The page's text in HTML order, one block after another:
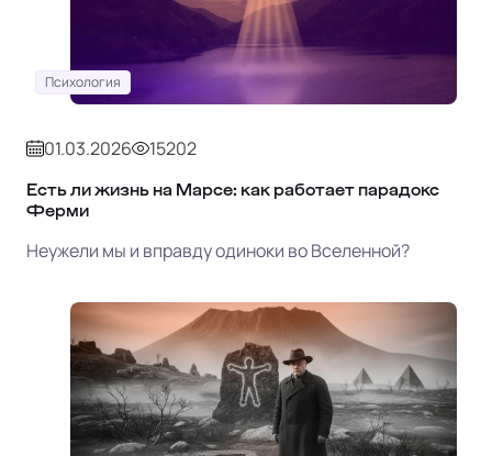
Психология
01.03.2026 15202
Есть ли жизнь на Марсе: как работает парадокс
Ферми
Неужели мы и вправду одиноки во Вселенной?